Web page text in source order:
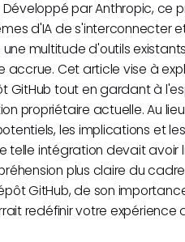
par Anthropic, ce
d'IA de s'interconnecter
multitude d'outils
Cet article vise à
GitHub tout en gardant à
propriétaire actuelle. Au
les implications et
telle intégration devait avoir
plus claire du
GitHub, de son
redéfinir votre